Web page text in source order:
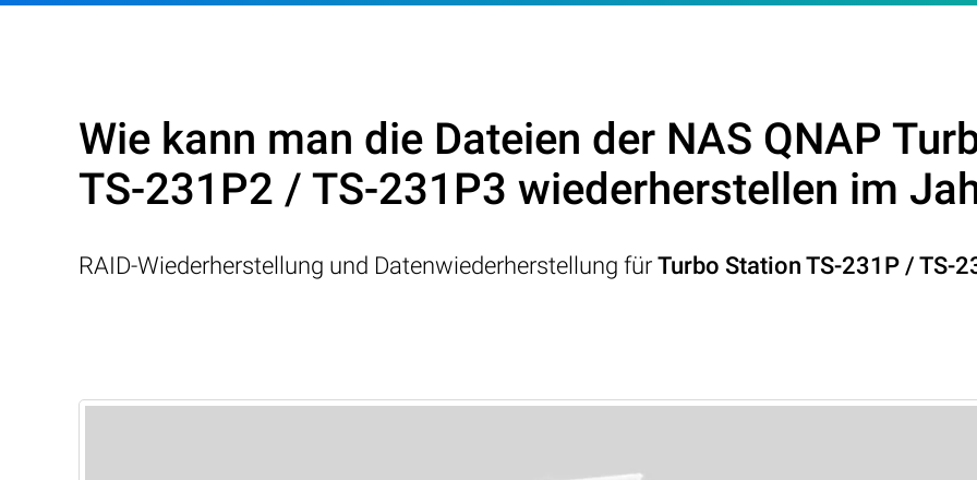
Wie kann man die Dateien der NAS QNAP
TS-231P2 / TS-231P3 wiederherstellen im
RAID-Wiederherstellung und Datenwiederherstellung für Turbo Station TS-231P / TS-